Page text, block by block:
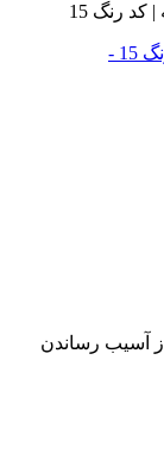
آسیب رساندن